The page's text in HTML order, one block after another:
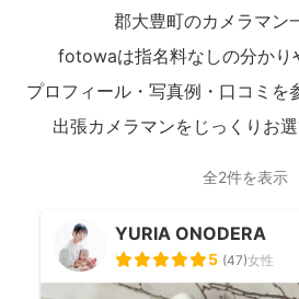
郡大豊町のカメラマン
fotowaは指名料なしの分かり
プロフィール・写真例・口コミを
出張カメラマンをじっくりお選
全2件を表示
YURIA ONODERA
5 (47)女性